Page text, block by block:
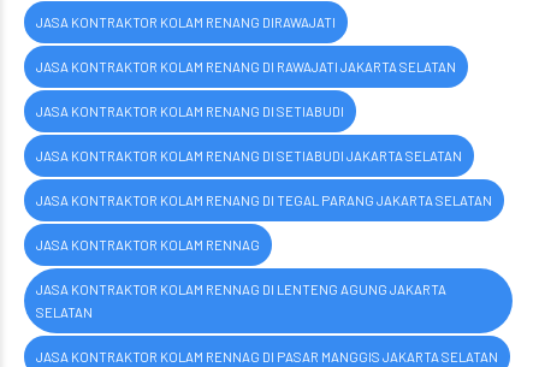
JASA KONTRAKTOR KOLAM RENANG DIRAWAJATI
JASA KONTRAKTOR KOLAM RENANG DI RAWAJATI JAKARTA SELATAN
JASA KONTRAKTOR KOLAM RENANG DI SETIABUDI
JASA KONTRAKTOR KOLAM RENANG DI SETIABUDI JAKARTA SELATAN
JASA KONTRAKTOR KOLAM RENANG DI TEGAL PARANG JAKARTA SELATAN
JASA KONTRAKTOR KOLAM RENNAG
JASA KONTRAKTOR KOLAM RENNAG DI LENTENG AGUNG JAKARTA
SELATAN
JASA KONTRAKTOR KOLAM RENNAG DI PASAR MANGGIS JAKARTA SELATAN